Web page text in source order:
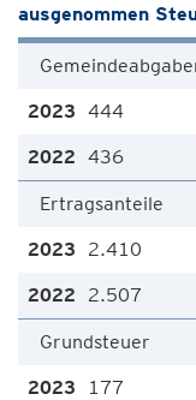
ausgenommen
444
436
Ertragsanteile
2.410
2.507
Grundsteuer
177